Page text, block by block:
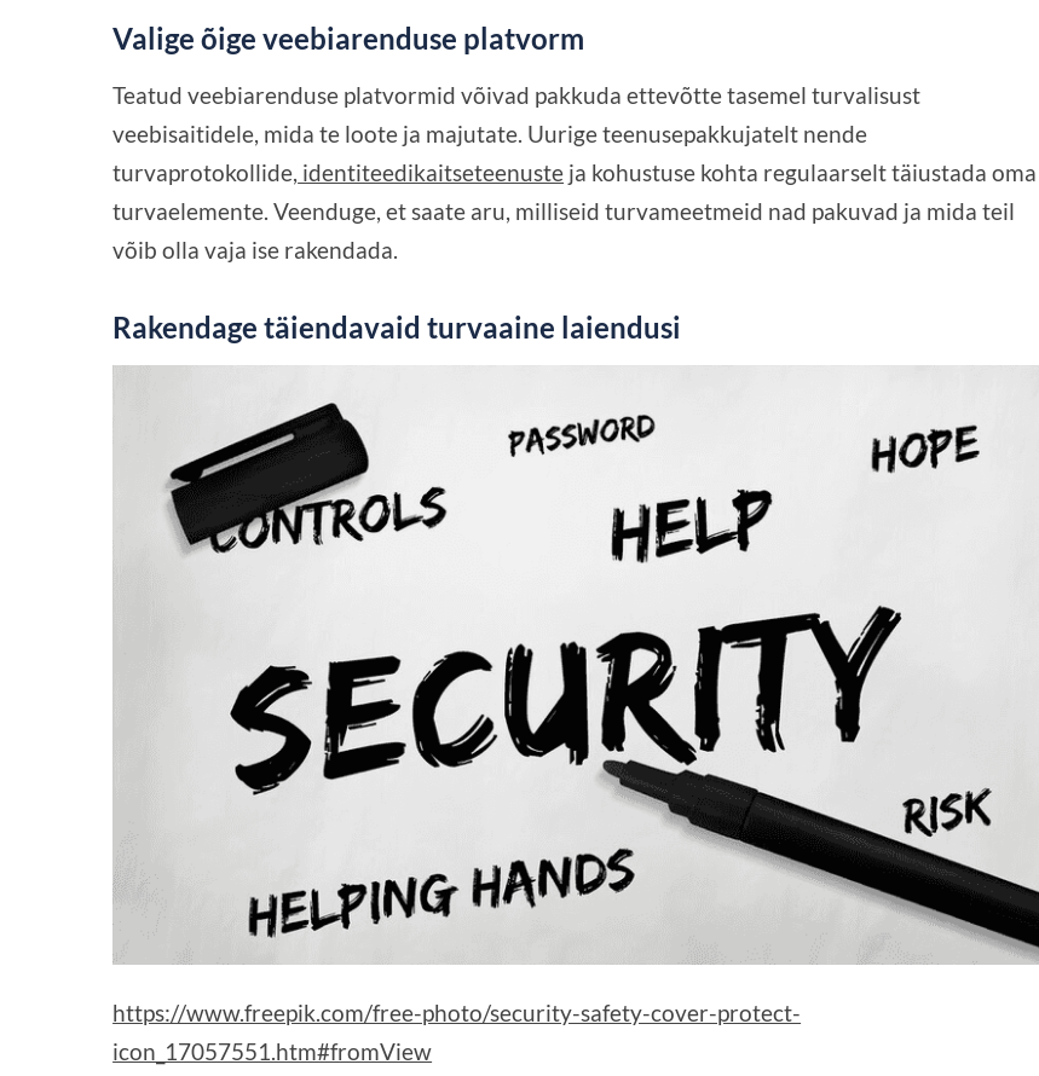
Valige õige veebiarenduse platvorm
Teatud veebiarenduse platvormid võivad pakkuda ettevõtte tasemel turvalisust
veebisaitidele, mida te loote ja majutate. Uurige teenusepakkujatelt nende
turvaprotokollide, identiteedikaitseteenuste ja kohustuse kohta regulaarselt täiustada oma
turvaelemente. Veenduge, et saate aru, milliseid turvameetmeid nad pakuvad ja mida teil
võib olla vaja ise rakendada.
Rakendage täiendavaid turvaaine laiendusi
https://www.freepik.com/free-photo/security-safety-cover-protect-
icon_17057551.htm#fromView